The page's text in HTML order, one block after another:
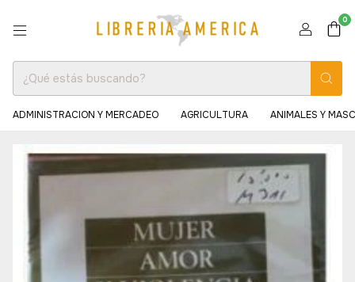
0
ADMINISTRACION Y MERCADEO AGRICULTURA ANIMALES Y